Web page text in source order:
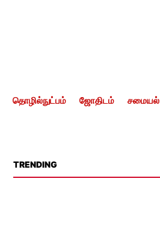
தொழில்நுட்பம் ஜோதிடம் சமையல்
TRENDING